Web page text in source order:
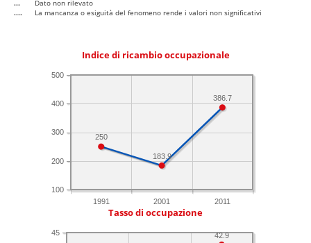
...
Dato non rilevato
....
La mancanza o esiguità del fenomeno rende i valori non significativi
Indice di ricambio occupazionale
1991 2001 2011
100
200
300
400
500
386.7
183.9
250
Tasso di occupazione
45 42.9